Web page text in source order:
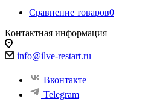
Сравнение товаров0
Контактная информация
info@ilve-restart.ru
Вконтакте
Telegram